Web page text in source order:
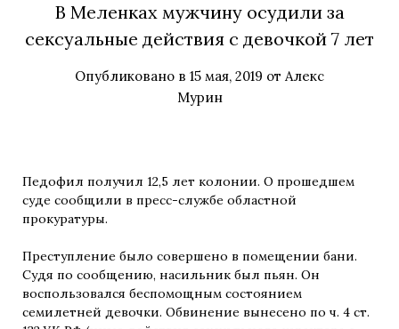
В Меленках мужчину осудили за
сексуальные действия с девочкой 7 лет
Опубликовано в 15 мая, 2019 от Алекс
Мурин
Педофил получил 12,5 лет колонии. О прошедшем
суде сообщили в пресс-службе областной
прокуратуры.
Преступление было совершено в помещении бани.
Судя по сообщению, насильник был пьян. Он
воспользовался беспомощным состоянием
семилетней девочки. Обвинение вынесено по ч. 4 ст.